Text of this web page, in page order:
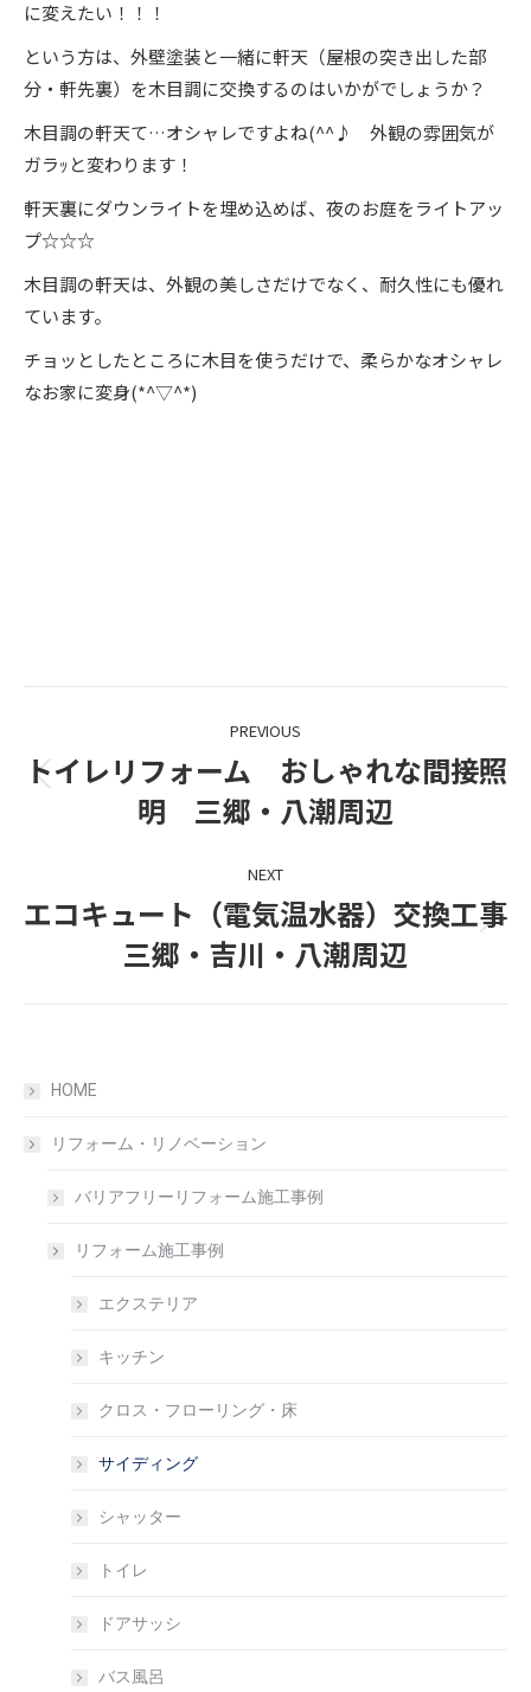
に変えたい！！！
という方は、外壁塗装と一緒に軒天（屋根の突き出した部
分・軒先裏）を木目調に交換するのはいかがでしょうか？
木目調の軒天て…オシャレですよね(^^♪ 外観の雰囲気が
ガラｯと変わります！
軒天裏にダウンライトを埋め込めば、夜のお庭をライトアッ
プ☆☆☆
木目調の軒天は、外観の美しさだけでなく、耐久性にも優れ
ています。
チョッとしたところに木目を使うだけで、柔らかなオシャレ
なお家に変身(*^▽^*)
navigation
PREVIOUS
Previous
post:
トイレリフォーム おしゃれな間接照
明 三郷・八潮周辺
NEXT
Next
post:
エコキュート（電気温水器）交換工事
三郷・吉川・八潮周辺
HOME
リフォーム・リノベーション
バリアフリーリフォーム施工事例
リフォーム施工事例
エクステリア
キッチン
クロス・フローリング・床
サイディング
シャッター
トイレ
ドアサッシ
バス風呂